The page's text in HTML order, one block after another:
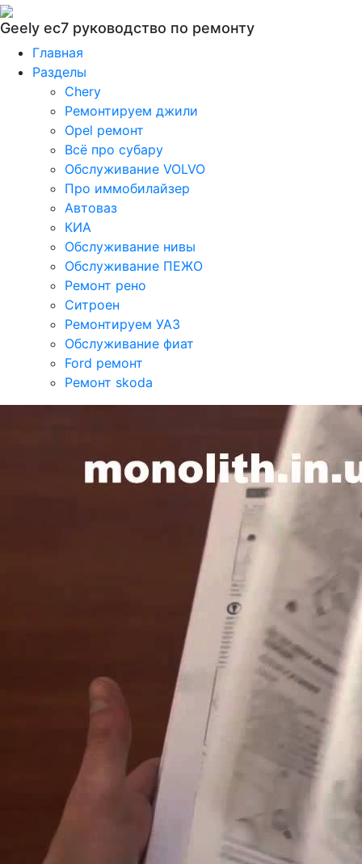
Geely ec7 руководство по ремонту
Главная
Разделы
Chery
Ремонтируем джили
Opel ремонт
Всё про субару
Обслуживание VOLVO
Про иммобилайзер
Автоваз
КИА
Обслуживание нивы
Обслуживание ПЕЖО
Ремонт рено
Ситроен
Ремонтируем УАЗ
Обслуживание фиат
Ford ремонт
Ремонт skoda